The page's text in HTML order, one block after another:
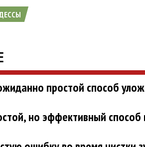
простой способ
но эффективный